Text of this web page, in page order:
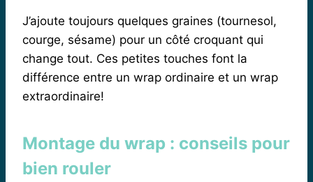
J’ajoute toujours quelques graines (tournesol,
courge, sésame) pour un côté croquant qui
change tout. Ces petites touches font la
différence entre un wrap ordinaire et un wrap
extraordinaire!
Montage du wrap : conseils pour
bien rouler